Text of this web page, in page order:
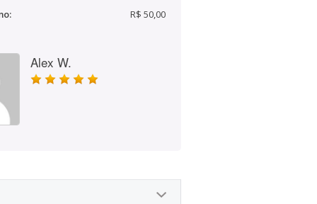
R$ 50,00
Alex W.